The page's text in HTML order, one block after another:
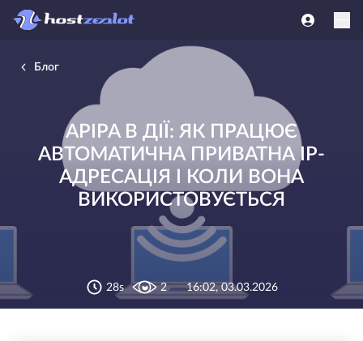
Блог
APIPA В ДІЇ: ЯК ПРАЦЮЄ
АВТОМАТИЧНА ПРИВАТНА IP-
АДРЕСАЦІЯ І КОЛИ ВОНА
ВИКОРИСТОВУЄТЬСЯ
28s 2 16:02, 03.03.2026